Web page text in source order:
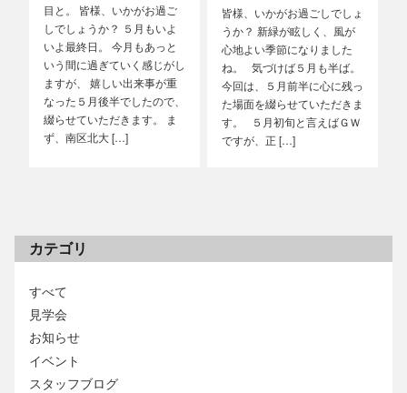
目と。 皆様、いかがお過ご
しでしょうか？ ５月もいよ
いよ最終日。 今月もあっと
いう間に過ぎていく感じがし
ますが、 嬉しい出来事が重
なった５月後半でしたので、
綴らせていただきます。 ま
ず、南区北大 […]
皆様、いかがお過ごしでしょ
うか？ 新緑が眩しく、風が
心地よい季節になりました
ね。 気づけば５月も半ば。
今回は、５月前半に心に残っ
た場面を綴らせていただきま
す。 ５月初旬と言えばＧＷ
ですが、正 […]
カテゴリ
すべて
見学会
お知らせ
イベント
スタッフブログ